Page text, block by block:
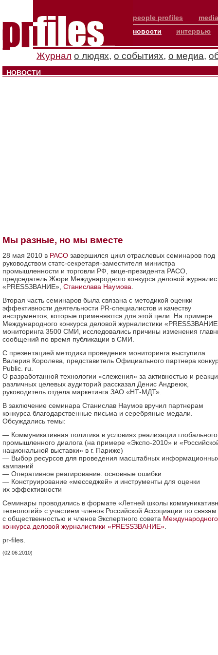
people profiles
новости
интервью
Журнал о людях, о событиях, о медиа,
НОВОСТИ
Мы разные, но мы вместе
28 мая 2010 в РАСО завершился цикл отраслевых семинаров под
руководством статс-секретаря-заместителя министра
промышленности и торговли РФ, вице-президента РАСО,
председатель Жюри Международного конкурса деловой
«PRESSЗВАНИЕ», Станислава Наумова
Вторая часть семинаров была связана с методикой оценки
эффективности деятельности PR-специалистов и качеству
инструментов, которые применяются для этой цели. На примере
Международного конкурса деловой журналистики
мониторинга 3500 СМИ, исследовались причины изменения
сообщений по время публикации в СМИ.
С презентацией методики проведения мониторинга выступила
Валерия Королева, представитель Официального партнера
Public. ru.
О разработанной технологии «слежения» за активностью и
различных целевых аудиторий рассказал Денис Андреюк,
руководитель отдела маркетинга ЗАО «НТ-МДТ».
В заключение семинара Станислав Наумов вручил партнерам
конкурса благодарственные письма и серебряные медали.
Обсуждались темы:
— Коммуникативная политика в условиях реализации глобального
промышленного диалога (на примере «Экспо-2010» и
национальной выставки» в г. Париже)
— Выбор ресурсов для проведения масштабных
кампаний
— Оперативное реагирование: основные ошибки
— Конструирование «месседжей» и инструменты для оценки
их эффективности
Семинары проводились в формате «Летней школы
технологий» с участием членов Российской Ассоциации по связям
с общественностью и членов Экспертного совета Международного
конкурса деловой журналистики «PRESSЗВАНИЕ»
pr-files.
(02.06.2010)